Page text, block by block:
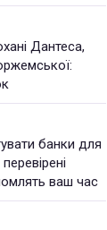
Дантеса,
банки для
ваш час